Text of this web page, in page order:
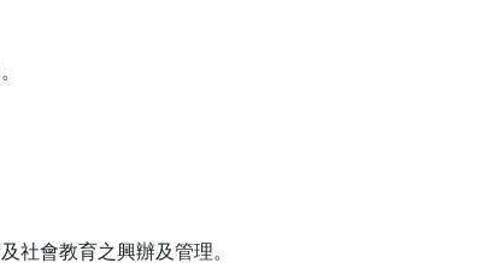
社會教育之興辦及管理。